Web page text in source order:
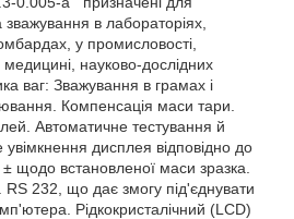
в лабораторіях,
у промисловості,
медицині, науково-дослідних
ваг: Зважування в грамах і
Компенсація маси тари.
Автоматичне тестування й
дисплея відповідно до
щодо встановленої маси зразка.
232, що дає змогу під'єднувати
Рідкокристалічний (LCD)